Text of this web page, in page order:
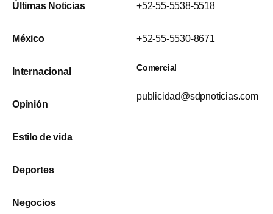
Últimas Noticias
México
Internacional
Opinión
Estilo de vida
Deportes
Negocios
+52-55-5538-5518
+52-55-5530-8671
Comercial
publicidad@sdpnoticias.com